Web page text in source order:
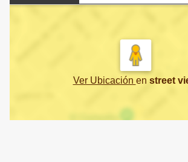
Ver Ubicación en street